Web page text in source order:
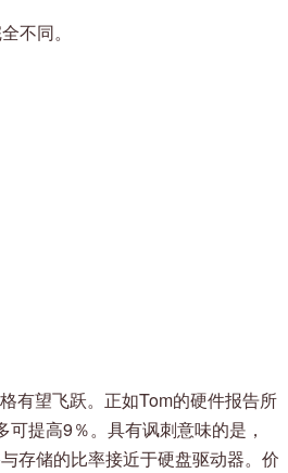
不同。
有望飞跃。正如Tom的硬件报告所
提高9％。具有讽刺意味的是，
存储的比率接近于硬盘驱动器。价